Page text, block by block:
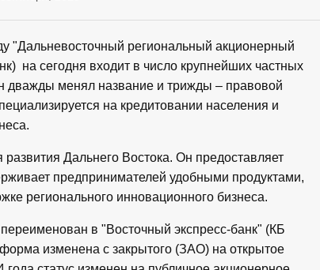
"Дальневосточный региональный акционерный
на сегодня входит в число крупнейших частных
дважды менял название и трижды – правовой
на кредитовании населения и
Дальнего Востока. Он предоставляет
предпринимателей удобными продуктами,
регионального инновационного бизнеса.
в "Восточный экспресс-банк" (КБ
изменена с закрытого (ЗАО) на открытое